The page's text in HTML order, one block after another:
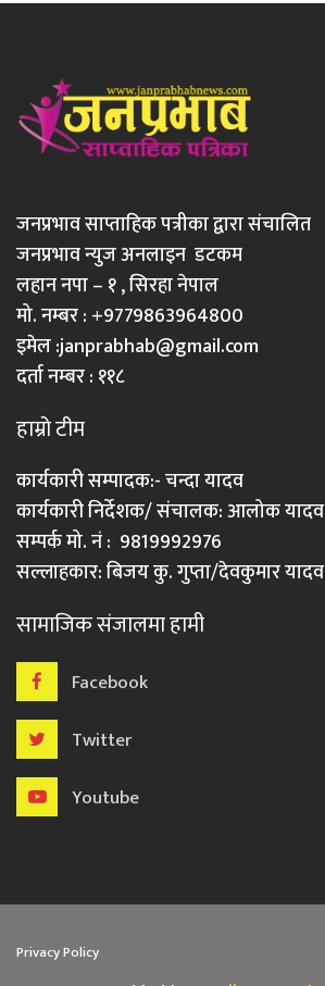
जनप्रभाव साप्ताहिक पत्रीका द्वारा संचालित
जनप्रभाव न्युज अनलाइन डटकम
लहान नपा – १ , सिरहा नेपाल
मो. नम्बर : +9779863964800
इमेल :janprabhab@gmail.com
दर्ता नम्बर : ११८
हाम्रो टीम
कार्यकारी सम्पादक:- चन्दा यादव
कार्यकारी निर्देशक/ संचालक: आलोक यादव
सम्पर्क मो. नं : 9819992976
सल्लाहकार: बिजय कु. गुप्ता/देवकुमार यादव
सामाजिक संजालमा हामी
Facebook
Twitter
Youtube
Privacy Policy